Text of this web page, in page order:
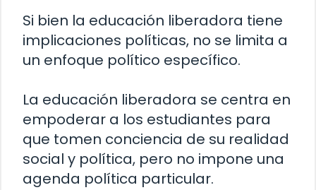
Si bien la educación liberadora tiene
implicaciones políticas, no se limita a
un enfoque político específico.
La educación liberadora se centra en
empoderar a los estudiantes para
que tomen conciencia de su realidad
social y política, pero no impone una
agenda política particular.